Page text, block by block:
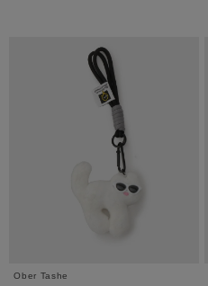
Ober Tashe